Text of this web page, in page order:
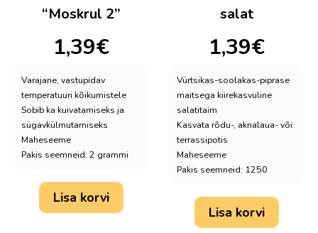
“Moskrul 2”
1,39€
Varajane, vastupidav
temperatuuri kõikumistele
Sobib ka kuivatamiseks ja
sügavkülmutamiseks
Maheseeme
Pakis seemneid: 2 grammi
Lisa korvi
salat
1,39€
Vürtsikas-soolakas-piprase
maitsega kiirekasvuline
salatitaim
Kasvata rõdu-, aknalaua- või
terrassipotis
Maheseeme
Pakis seemneid: 1250
Lisa korvi